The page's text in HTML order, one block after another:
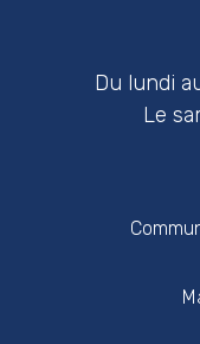
Du lundi
Le